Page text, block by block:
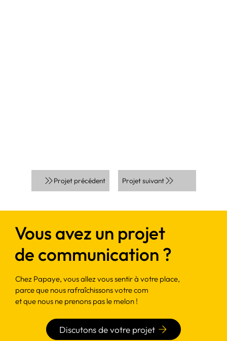
Projet précédent Projet suivant
Vous avez un projet
de communication ?
Chez Papaye, vous allez vous sentir à votre place,
parce que nous rafraîchissons votre com
et que nous ne prenons pas le melon !
Discutons de votre projet